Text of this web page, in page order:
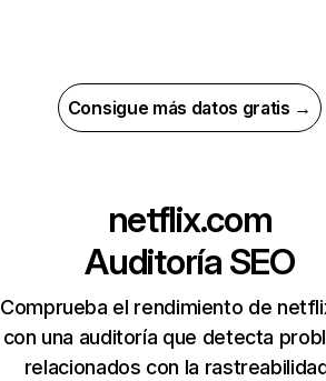
Consigue más datos gratis →
netflix.com
Auditoría SEO
Comprueba el rendimiento de
con una auditoría que detecta
relacionados con la